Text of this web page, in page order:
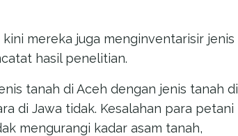
mereka juga menginventarisir jenis
hasil penelitian.
tanah di Aceh dengan jenis tanah di
di Jawa tidak. Kesalahan para petani
mengurangi kadar asam tanah,